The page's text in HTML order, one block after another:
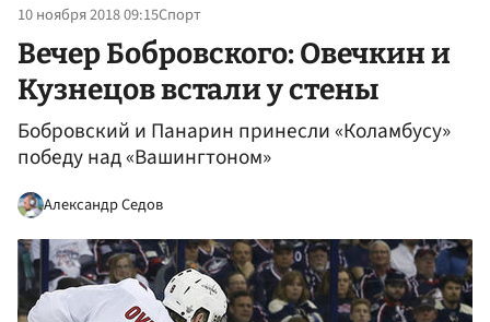
10 ноября 2018 09:15Спорт
Вечер Бобровского: Овечкин и
Кузнецов встали у стены
Бобровский и Панарин принесли «Коламбусу»
победу над «Вашингтоном»
Александр Седов